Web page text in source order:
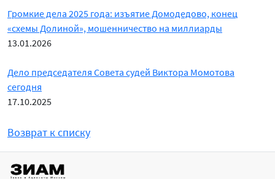
Громкие дела 2025 года: изъятие Домодедово, конец
«схемы Долиной», мошенничество на миллиарды
13.01.2026
Дело председателя Совета судей Виктора Момотова
сегодня
17.10.2025
Возврат к списку